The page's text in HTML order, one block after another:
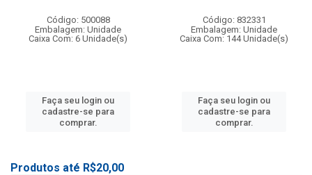
Código: 500088
Embalagem: Unidade
Caixa Com: 6 Unidade(s)
Faça seu login ou
cadastre-se para
comprar.
Código: 832331
Embalagem: Unidade
Caixa Com: 144 Unidade(s)
Faça seu login ou
cadastre-se para
comprar.
Produtos até R$20,00